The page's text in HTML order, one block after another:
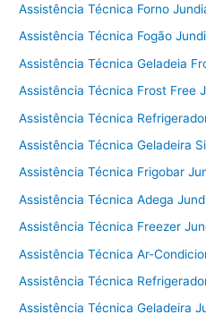
Assistência Técnica Forno
Assistência Técnica Fogão
Assistência Técnica Geladeia
Assistência Técnica Frost Free
Assistência Técnica
Assistência Técnica Geladeira
Assistência Técnica Frigobar
Assistência Técnica Adega
Assistência Técnica Freezer
Assistência Técnica Ar-
Assistência Técnica
Assistência Técnica Geladeira